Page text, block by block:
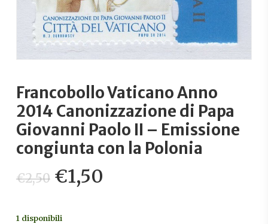
Francobollo Vaticano Anno
2014 Canonizzazione di Papa
Giovanni Paolo II – Emissione
congiunta con la Polonia
€2,50 Il
prezzo
originale
€1,50
1 disponibili